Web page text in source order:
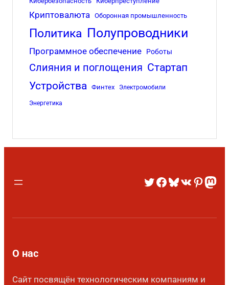
Криптовалюта Оборонная промышленность
Политика Полупроводники
Программное обеспечение Роботы
Слияния и поглощения Стартап
Устройства
Финтех Электромобили
Энергетика
О нас
Сайт посвящён технологическим компаниям и